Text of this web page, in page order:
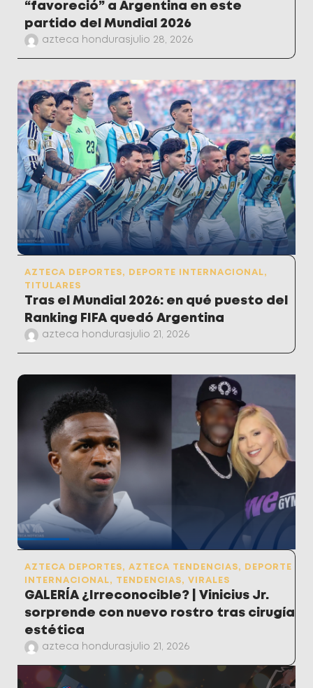
“favoreció” a Argentina en este
partido del Mundial 2026
azteca honduras julio 28, 2026
AZTECA DEPORTES, DEPORTE INTERNACIONAL,
TITULARES
Tras el Mundial 2026: en qué puesto del
Ranking FIFA quedó Argentina
azteca honduras julio 21, 2026
AZTECA DEPORTES, AZTECA TENDENCIAS,
DEPORTE
INTERNACIONAL, TENDENCIAS, VIRALES
GALERÍA ¿Irreconocible? | Vinicius Jr.
sorprende con nuevo rostro tras cirugía
estética
azteca honduras julio 21, 2026